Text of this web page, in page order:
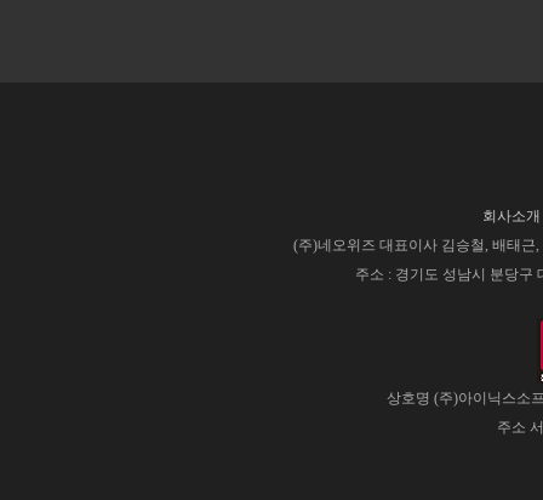
회사소개
(주)네오위즈 대표이사 김승철, 배태근
주소 : 경기도 성남시 분당구
상호명 (주)아이닉스소
주소